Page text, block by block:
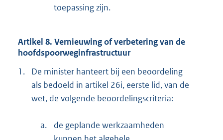
toepassing zijn.
Artikel 8. Vernieuwing of verbetering van de
hoofdspoorweginfrastructuur
1.
De minister hanteert bij een beoordeling
als bedoeld in artikel 26i, eerste lid, van de
wet, de volgende beoordelingscriteria:
a.
de geplande werkzaamheden